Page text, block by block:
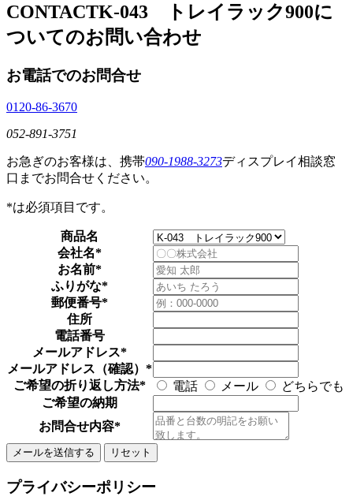
CONTACTK-043 トレイラック900に
ついてのお問い合わせ
お電話でのお問合せ
0120-86-3670
052-891-3751
お急ぎのお客様は、携帯090-1988-3273ディスプレイ相談窓
口までお問合せください。
*は必須項目です。
商品名
会社名*
お名前*
ふりがな*
郵便番号*
住所
電話番号
メールアドレス*
メールアドレス（確認） *
ご希望の折り返し方法* 電話 メール
どちらでも
ご希望の納期
お問合せ内容*
プライバシーポリシー